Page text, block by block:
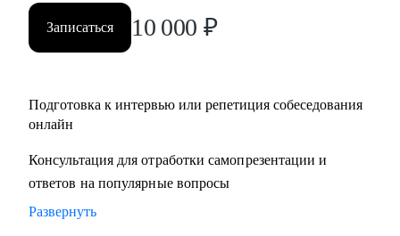
Записаться 10 000 ₽
Подготовка к интервью или репетиция собеседования
онлайн
Консультация для отработки самопрезентации и
ответов на популярные вопросы
Развернуть